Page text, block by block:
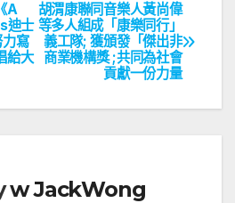
胡渭康聯同音樂人黃尚偉
等多人組成「康樂同行」
義工隊; 獲頒發「傑出非
商業機構獎 ;共同為社會
貢獻一份力量
A
迪士
寫
給大
w JackWong